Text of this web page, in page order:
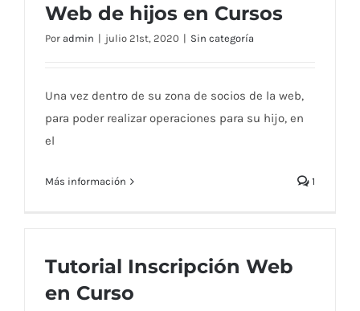
Web de hijos en Cursos
Por admin | julio 21st, 2020 | Sin categoría
Una vez dentro de su zona de socios de la web,
para poder realizar operaciones para su hijo, en
el
Más información 1
Tutorial Inscripción Web
en Curso